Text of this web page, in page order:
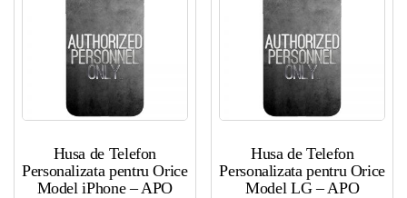
Husa de Telefon
Personalizata pentru Orice
Model iPhone – APO
Husa de Telefon
Personalizata pentru Orice
Model LG – APO